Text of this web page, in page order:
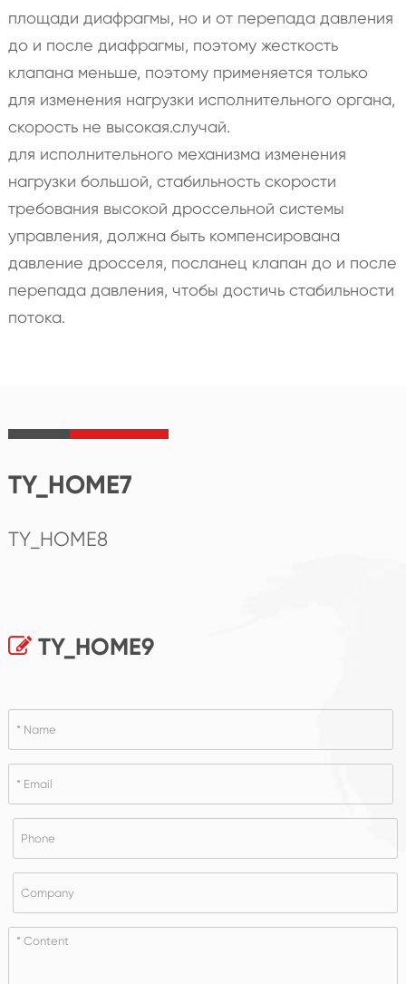
площади диафрагмы, но и от перепада давления
до и после диафрагмы, поэтому жесткость
клапана меньше, поэтому применяется только
для изменения нагрузки исполнительного органа,
скорость не высокая.случай.
для исполнительного механизма изменения
нагрузки большой, стабильность скорости
требования высокой дроссельной системы
управления, должна быть компенсирована
давление дросселя, посланец клапан до и после
перепада давления, чтобы достичь стабильности
потока.
TY_HOME7
TY_HOME8
TY_HOME9